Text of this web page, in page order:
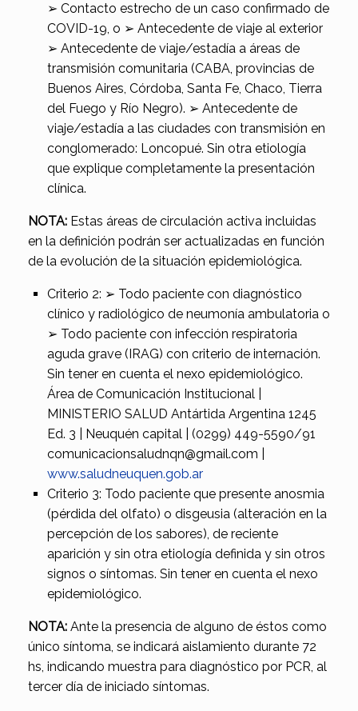
➢ Contacto estrecho de un caso confirmado de
COVID-19, o ➢ Antecedente de viaje al exterior
➢ Antecedente de viaje/estadía a áreas de
transmisión comunitaria (CABA, provincias de
Buenos Aires, Córdoba, Santa Fe, Chaco, Tierra
del Fuego y Río Negro). ➢ Antecedente de
viaje/estadía a las ciudades con transmisión en
conglomerado: Loncopué. Sin otra etiología
que explique completamente la presentación
clínica.
NOTA: Estas áreas de circulación activa incluidas
en la definición podrán ser actualizadas en función
de la evolución de la situación epidemiológica.
Criterio 2: ➢ Todo paciente con diagnóstico
clínico y radiológico de neumonía ambulatoria o
➢ Todo paciente con infección respiratoria
aguda grave (IRAG) con criterio de internación.
Sin tener en cuenta el nexo epidemiológico.
Área de Comunicación Institucional |
MINISTERIO SALUD Antártida Argentina 1245
Ed. 3 | Neuquén capital | (0299) 449-5590/91
comunicacionsaludnqn@gmail.com |
www.saludneuquen.gob.ar
Criterio 3: Todo paciente que presente anosmia
(pérdida del olfato) o disgeusia (alteración en la
percepción de los sabores), de reciente
aparición y sin otra etiología definida y sin otros
signos o síntomas. Sin tener en cuenta el nexo
epidemiológico.
NOTA: Ante la presencia de alguno de éstos como
único síntoma, se indicará aislamiento durante 72
hs, indicando muestra para diagnóstico por PCR, al
tercer día de iniciado síntomas.